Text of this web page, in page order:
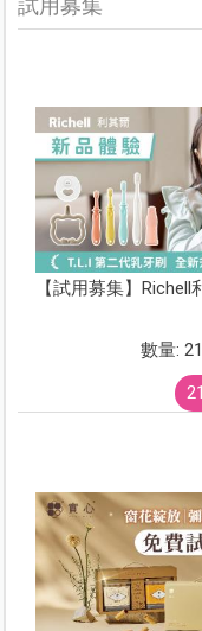
試用募集
【試用募集】
數量: